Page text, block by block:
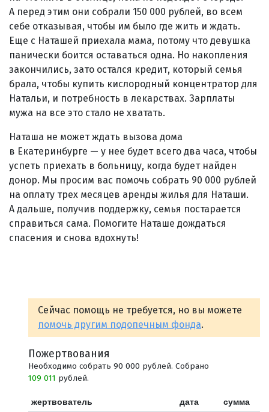
А перед этим они собрали 150 000 рублей, во всем
себе отказывая, чтобы им было где жить и ждать.
Еще с Наташей приехала мама, потому что девушка
панически боится оставаться одна. Но накопления
закончились, зато остался кредит, который семья
брала, чтобы купить кислородный концентратор для
Натальи, и потребность в лекарствах. Зарплаты
мужа на все это стало не хватать.
Наташа не может ждать вызова дома
в Екатеринбурге — у нее будет всего два часа, чтобы
успеть приехать в больницу, когда будет найден
донор. Мы просим вас помочь собрать 90 000 рублей
на оплату трех месяцев аренды жилья для Наташи.
А дальше, получив поддержку, семья постарается
справиться сама. Помогите Наташе дождаться
спасения и снова вдохнуть!
Сейчас помощь не требуется, но вы можете
помочь другим подопечным фонда.
Пожертвования
Необходимо собрать 90 000 рублей. Собрано
109 011 рублей.
жертвователь дата
сумма